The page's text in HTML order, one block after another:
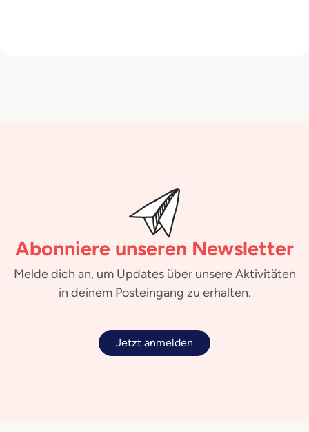
Abonniere unseren Newsletter
Melde dich an, um Updates über unsere Aktivitäten
in deinem Posteingang zu erhalten.
Jetzt anmelden